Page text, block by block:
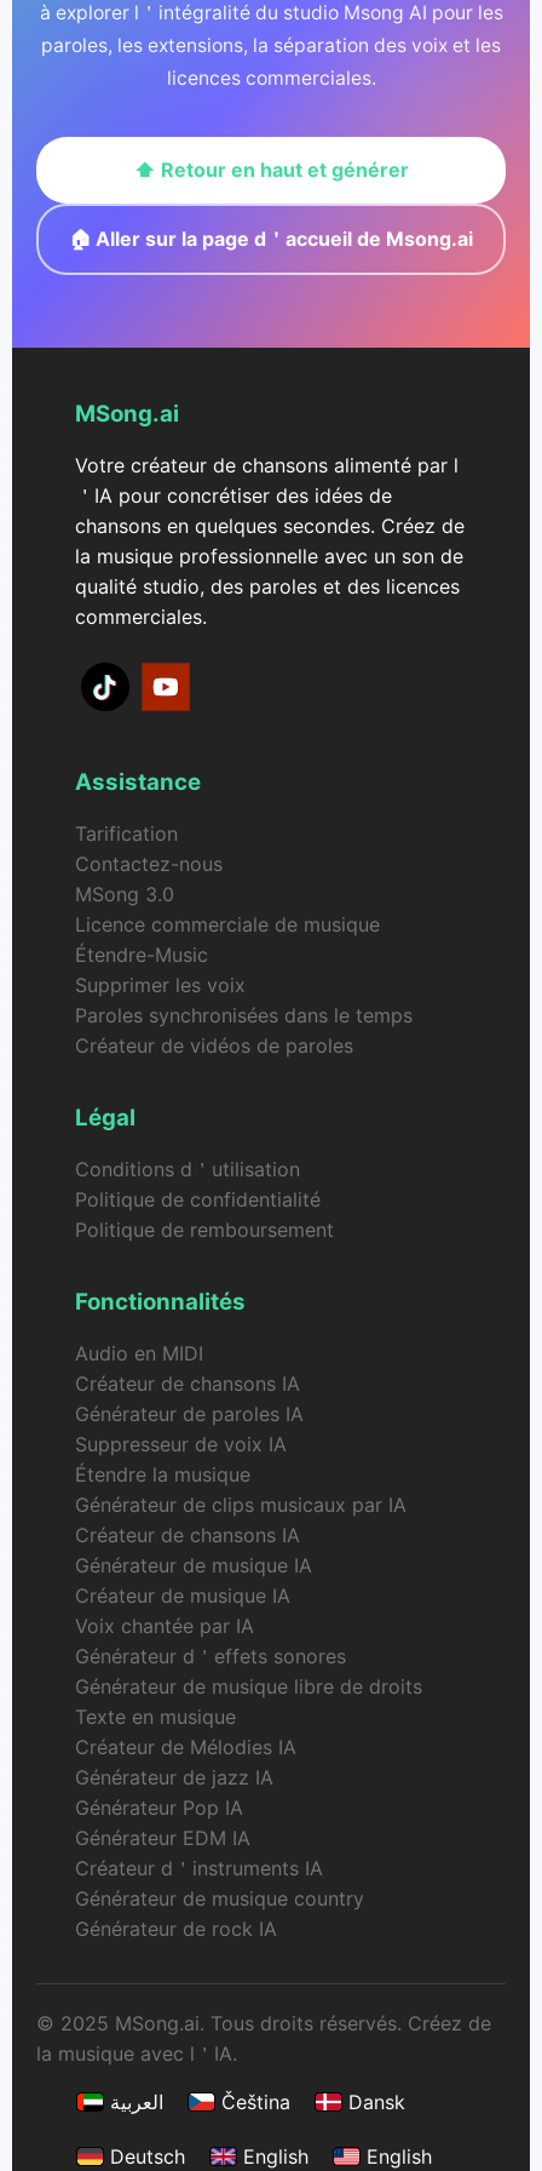
à explorer l＇intégralité du studio Msong AI pour les
paroles, les extensions, la séparation des voix et les
licences commerciales.
⬆️ Retour en haut et générer
🏠 Aller sur la page d＇accueil de Msong.ai
MSong.ai
Votre créateur de chansons alimenté par l
＇IA pour concrétiser des idées de
chansons en quelques secondes. Créez de
la musique professionnelle avec un son de
qualité studio, des paroles et des licences
commerciales.
Assistance
Tarification
Contactez-nous
MSong 3.0
Licence commerciale de musique
Étendre-Music
Supprimer les voix
Paroles synchronisées dans le temps
Créateur de vidéos de paroles
Légal
Conditions d＇utilisation
Politique de confidentialité
Politique de remboursement
Fonctionnalités
Audio en MIDI
Créateur de chansons IA
Générateur de paroles IA
Suppresseur de voix IA
Étendre la musique
Générateur de clips musicaux par IA
Créateur de chansons IA
Générateur de musique IA
Créateur de musique IA
Voix chantée par IA
Générateur d＇effets sonores
Générateur de musique libre de droits
Texte en musique
Créateur de Mélodies IA
Générateur de jazz IA
Générateur Pop IA
Générateur EDM IA
Créateur d＇instruments IA
Générateur de musique country
Générateur de rock IA
© 2025 MSong.ai. Tous droits réservés. Créez de
la musique avec l＇IA.
العربية
Čeština Dansk
Deutsch English English